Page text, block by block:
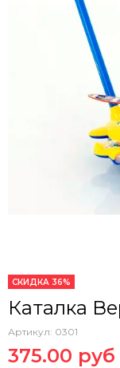
СКИДКА 36%
Каталка
Артикул: 0301
375.00 руб